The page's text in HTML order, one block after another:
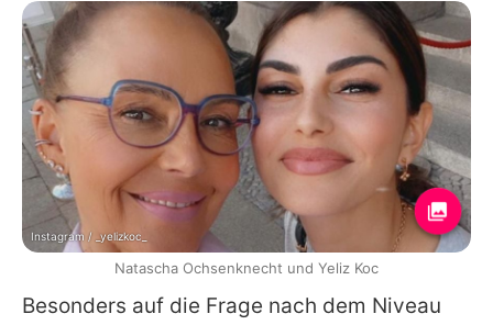
Besonders auf die Frage nach dem Niveau
Instagram / _yelizkoc_
Natascha Ochsenknecht und Yeliz Koc